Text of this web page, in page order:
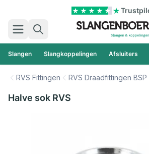
Zoek
Slangen Slangkoppelingen Afsluiters
RVS Fittingen RVS Draadfittingen
Halve sok RVS